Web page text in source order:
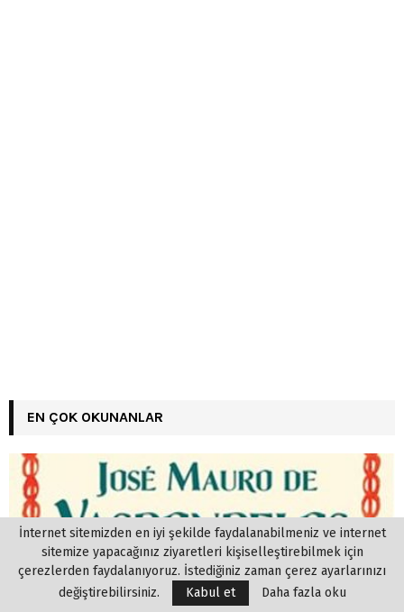
EN ÇOK OKUNANLAR
İnternet sitemizden en iyi şekilde faydalanabilmeniz ve internet
sitemize yapacağınız ziyaretleri kişiselleştirebilmek için
çerezlerden faydalanıyoruz. İstediğiniz zaman çerez ayarlarınızı
değiştirebilirsiniz.
Kabul et Daha fazla oku